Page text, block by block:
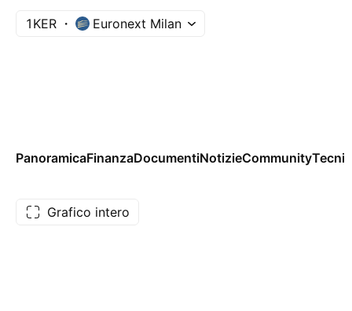
1KER Euronext Milan
PanoramicaFinanzaDocumentiNotizieCommunity
Grafico intero